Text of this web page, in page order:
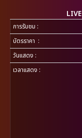
การรับชม :
บัตรราคา :
วันแสดง :
เวลาแสดง :